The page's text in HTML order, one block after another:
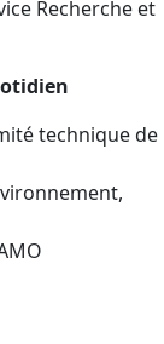
Recherche et
technique de